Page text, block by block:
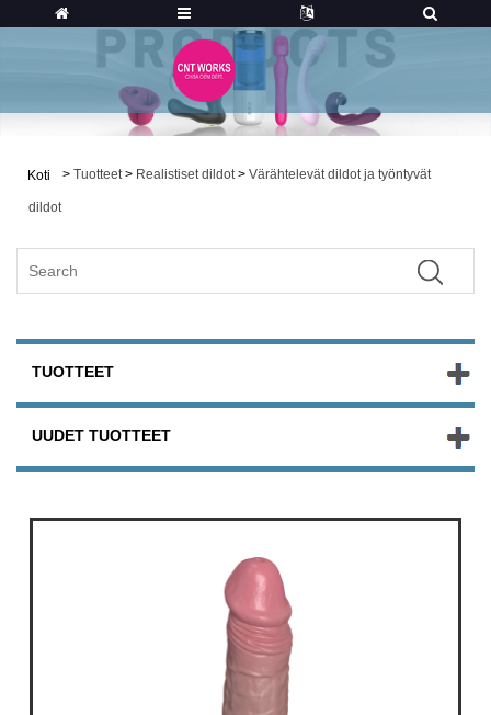
Koti > Tuotteet > Realistiset dildot > Värähtelevät dildot ja työntyvät
dildot
TUOTTEET
UUDET TUOTTEET